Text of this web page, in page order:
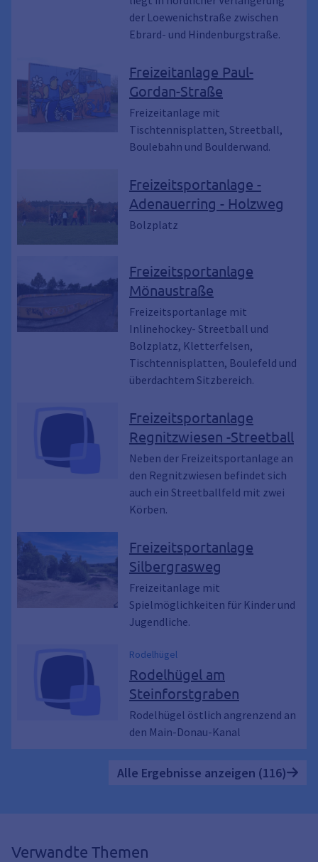
der Loewenichstraße zwischen
Ebrard- und Hindenburgstraße.
Freizeitanlage Paul-
Gordan-Straße
Freizeitanlage mit
Tischtennisplatten, Streetball,
Boulebahn und Boulderwand.
Freizeitsportanlage -
Adenauerring - Holzweg
Bolzplatz
Freizeitsportanlage
Mönaustraße
Freizeitsportanlage mit
Inlinehockey- Streetball und
Bolzplatz, Kletterfelsen,
Tischtennisplatten, Boulefeld und
überdachtem Sitzbereich.
Freizeitsportanlage
Regnitzwiesen -Streetball
Neben der Freizeitsportanlage an
den Regnitzwiesen befindet sich
auch ein Streetballfeld mit zwei
Körben.
Freizeitsportanlage
Silbergrasweg
Freizeitanlage mit
Spielmöglichkeiten für Kinder und
Jugendliche.
Rodelhügel
Rodelhügel am
Steinforstgraben
Rodelhügel östlich angrenzend an
den Main-Donau-Kanal
Alle Ergebnisse anzeigen (116)
Verwandte Themen